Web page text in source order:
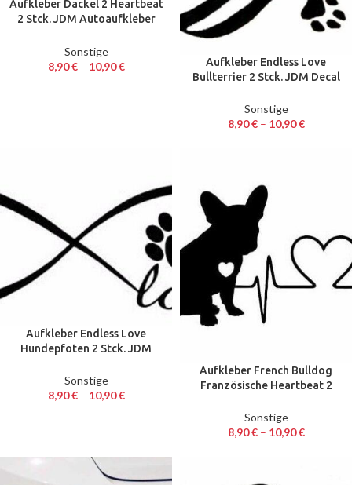
Aufkleber Dackel 2 Heartbeat
2 Stck. JDM Autoaufkleber
Sonstige
8,90€– 10,90€
Aufkleber Endless Love
Bullterrier 2 Stck. JDM Decal
Sonstige
8,90€– 10,90€
Aufkleber Endless Love
Hundepfoten 2 Stck. JDM
Sonstige
8,90€– 10,90€
Aufkleber French Bulldog
Französische Heartbeat 2
Sonstige
8,90€– 10,90€